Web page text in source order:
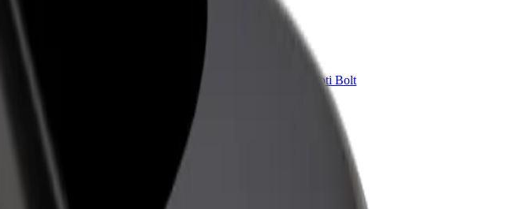
Bolt for Business
Tavam uzņēmumam pielāgoti Bolt
pakalpojumi
Tavā pilsētā un izvēlies ceļam piemērotāko braucienu.